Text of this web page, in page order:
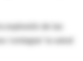
explosión de las
'contagiar' la salud